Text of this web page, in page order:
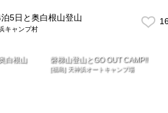
5日と奥白根山登山
キャンプ村
白根山
磐梯山登山とGO OUT CAMP‼︎
[福島] 天神浜オートキャンプ場